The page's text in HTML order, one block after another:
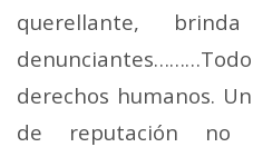
querellante,
derechos humanos.
de reputación no